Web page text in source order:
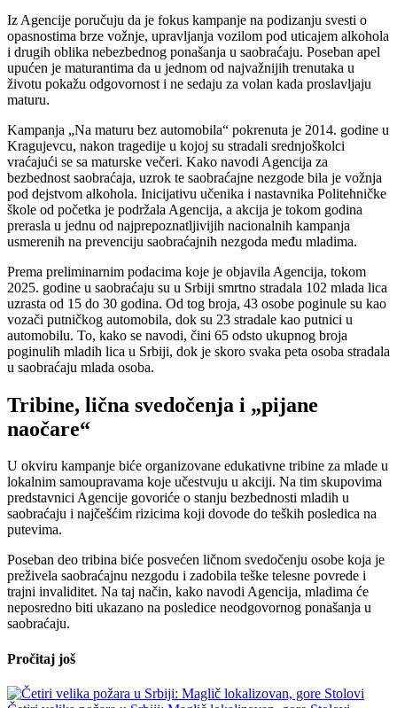
Iz Agencije poručuju da je fokus kampanje na podizanju svesti o
opasnostima brze vožnje, upravljanja vozilom pod uticajem alkohola
i drugih oblika nebezbednog ponašanja u saobraćaju. Poseban apel
upućen je maturantima da u jednom od najvažnijih trenutaka u
životu pokažu odgovornost i ne sedaju za volan kada proslavljaju
maturu.
Kampanja „Na maturu bez automobila“ pokrenuta je 2014. godine u
Kragujevcu, nakon tragedije u kojoj su stradali srednjoškolci
vraćajući se sa maturske večeri. Kako navodi Agencija za
bezbednost saobraćaja, uzrok te saobraćajne nezgode bila je vožnja
pod dejstvom alkohola. Inicijativu učenika i nastavnika Politehničke
škole od početka je podržala Agencija, a akcija je tokom godina
prerasla u jednu od najprepoznatljivijih nacionalnih kampanja
usmerenih na prevenciju saobraćajnih nezgoda među mladima.
Prema preliminarnim podacima koje je objavila Agencija, tokom
2025. godine u saobraćaju su u Srbiji smrtno stradala 102 mlada lica
uzrasta od 15 do 30 godina. Od tog broja, 43 osobe poginule su kao
vozači putničkog automobila, dok su 23 stradale kao putnici u
automobilu. To, kako se navodi, čini 65 odsto ukupnog broja
poginulih mladih lica u Srbiji, dok je skoro svaka peta osoba stradala
u saobraćaju mlada osoba.
Tribine, lična svedočenja i „pijane
naočare“
U okviru kampanje biće organizovane edukativne tribine za mlade u
lokalnim samoupravama koje učestvuju u akciji. Na tim skupovima
predstavnici Agencije govoriće o stanju bezbednosti mladih u
saobraćaju i najčešćim rizicima koji dovode do teških posledica na
putevima.
Poseban deo tribina biće posvećen ličnom svedočenju osobe koja je
preživela saobraćajnu nezgodu i zadobila teške telesne povrede i
trajni invaliditet. Na taj način, kako navodi Agencija, mladima će
neposredno biti ukazano na posledice neodgovornog ponašanja u
saobraćaju.
Pročitaj još